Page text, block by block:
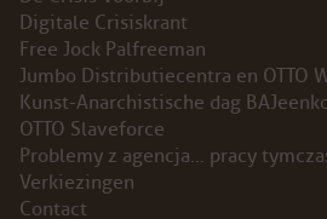
INSTAGRAM
BLUESKY
ENGLISH
Digitale Crisiskrant
Free Jock Palfreeman
Jumbo Distributiecentra en OTTO
Kunst-Anarchistische dag
OTTO Slaveforce
Problemy z agencja… pracy
Verkiezingen
Contact